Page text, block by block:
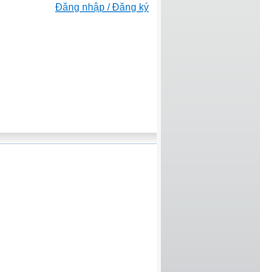
Đăng nhập / Đăng ký